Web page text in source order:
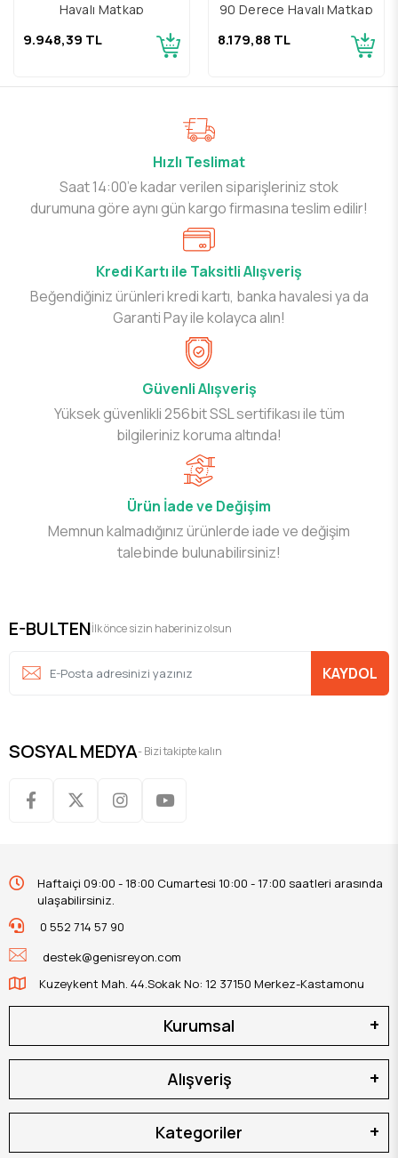
Havalı Matkap
9.948,39 TL
90 Derece Havalı Matkap
8.179,88 TL
Hızlı Teslimat
Saat 14:00’e kadar verilen siparişleriniz stok
durumuna göre aynı gün kargo firmasına teslim edilir!
Kredi Kartı ile Taksitli Alışveriş
Beğendiğiniz ürünleri kredi kartı, banka havalesi ya da
Garanti Pay ile kolayca alın!
Güvenli Alışveriş
Yüksek güvenlikli 256bit SSL sertifikası ile tüm
bilgileriniz koruma altında!
Ürün İade ve Değişim
Memnun kalmadığınız ürünlerde iade ve değişim
talebinde bulunabilirsiniz!
E-BULTENİlk önce sizin haberiniz olsun
KAYDOL
SOSYAL MEDYA- Bizi takipte kalın
Haftaiçi 09:00 - 18:00 Cumartesi 10:00 - 17:00 saatleri arasında
ulaşabilirsiniz.
0 552 714 57 90
destek@genisreyon.com
Kuzeykent Mah. 44.Sokak No: 12 37150 Merkez-Kastamonu
Kurumsal
Alışveriş
Kategoriler